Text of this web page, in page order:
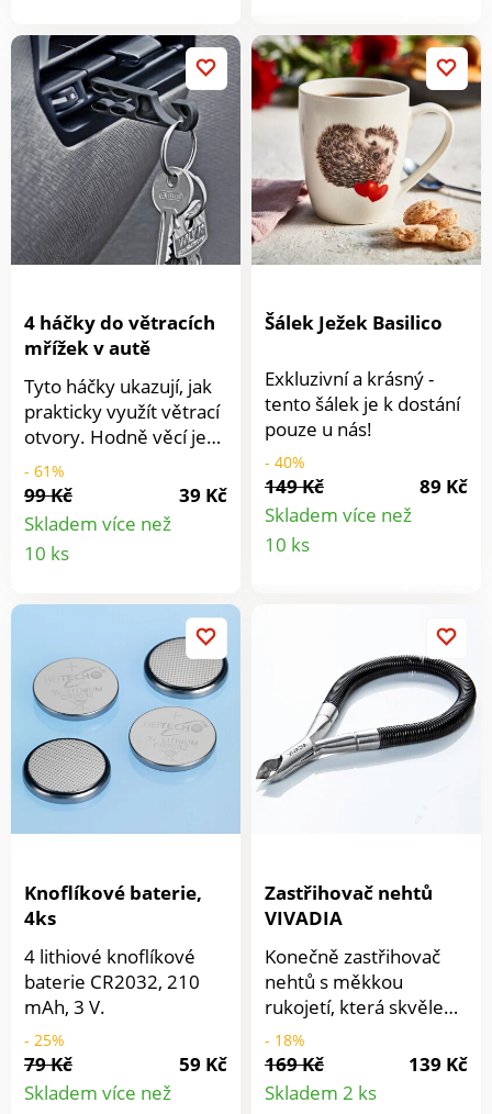
Objevte svou
kreativitu! Fantastické
motivy k vybarvení.
4 háčky do větracích
mřížek v autě
Tyto háčky ukazují, jak
prakticky využít větrací
otvory. Hodně věcí je
tak v autě okamžitě po
ruce: klíče, kabely,
sluneční brýle, roušky
atd.
- 61%
99 Kč
39 Kč
Skladem více než
10 ks
Šálek Ježek Basilico
Exkluzivní a krásný -
tento šálek je k dostání
pouze u nás!
- 40%
149 Kč
89 Kč
Skladem více než
10 ks
Knoflíkové baterie,
4ks
4 lithiové knoflíkové
baterie CR2032, 210
mAh, 3 V.
- 25%
79 Kč
59 Kč
Skladem více než
Zastřihovač nehtů
VIVADIA
Konečně zastřihovač
nehtů s měkkou
rukojetí, která skvěle
padne do ruky! Můžete
s ním bez námahy
stříhat i silně ztvrdlé
nebo zarostlé nehty. S
- 18%
169 Kč
139 Kč
Skladem 2 ks
Detail